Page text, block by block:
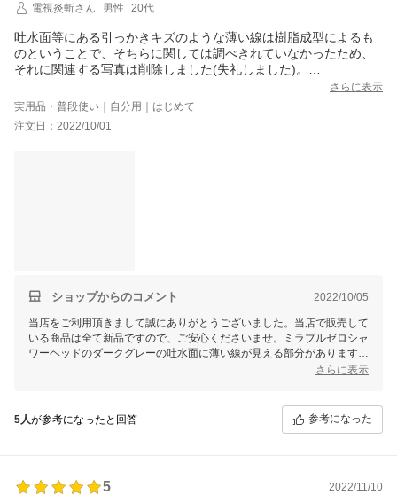
どできない美肌の持ち主なので効果など感じないのかもしれませ
ん。
男性の皮脂落としやエイジングケアなどを求めている人の方が効
果を感じるのかなと思いました。
電視炎斬さん
男性 20代
吐水面等にある引っかきキズのような薄い線は樹脂成型によるも
のということで、そちらに関しては調べきれていなかったため、
それに関連する写真は削除しました(失礼しました)。
ただ、シャワーヘッドの後ろにあるキズは、公式サイト等にもあ
る写真のものとも別の形状なので、こちらに関してはメーカー側
の問題かショップ側の問題かは分かりませんが、単純なキズなの
では無いかと思っています。
[旧投稿]
い。」との文言があり、ちょっと不安に思っていましたが、ダン
ボールの中にプチプチと紙で緩衝されており、箱自体の潰れや汚
れは無かったです。
ただ商品を開けてみると、シャワーヘッド自体のダークグレーの
補償をお願いするレベルではないかも知れませんが、展示品だっ
たのかなだったり新古品だったのかなとは思ってしまうような感
になってしまうかも知れないと思いました…
さらに表示
実用品・普段使い｜自分用｜はじめて
注文日：2022/10/01
ショップからのコメント 2022/10/05
当店をご利用頂きまして誠にありがとうございました。当店で販売して
いる商品は全て新品ですので、ご安心くださいませ。ミラブルゼロシャ
ワーヘッドのダークグレーの吐水面に薄い線が見える部分があります
が、樹脂成型によるもので不良品ではありません。サイエンス社のホー
全止水しない仕様となっております。詳しい内容は商品の取扱説明書の
第25ページとサイエンスホームページのお客様サポートのよくある質
なる努力をしてまいりますので、またのご利用を心よりお待ち申し上げ
さらに表示
5人が参考になったと回答 参考になった
5
2022/11/10